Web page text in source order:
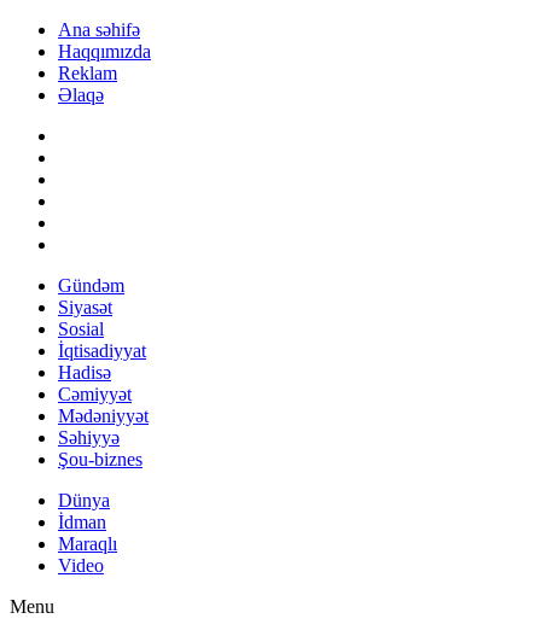
Ana səhifə
Haqqımızda
Reklam
Əlaqə
Gündəm
Siyasət
Sosial
İqtisadiyyat
Hadisə
Cəmiyyət
Mədəniyyət
Səhiyyə
Şou-biznes
Dünya
İdman
Maraqlı
Video
Menu